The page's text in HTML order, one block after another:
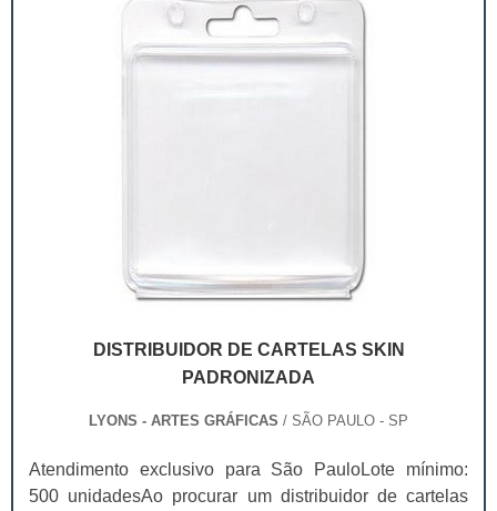
DISTRIBUIDOR DE CARTELAS SKIN
PADRONIZADA
LYONS - ARTES GRÁFICAS / SÃO PAULO - SP
Atendimento exclusivo para São PauloLote mínimo:
500 unidadesAo procurar um distribuidor de cartelas